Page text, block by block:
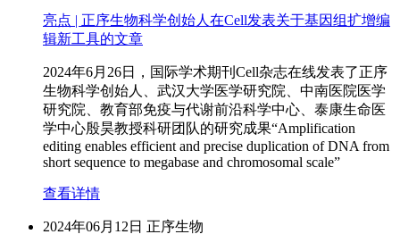
亮点 | 正序生物科学创始人在Cell发表关于基因组扩增编
辑新工具的文章
2024年6月26日，国际学术期刊Cell杂志在线发表了正序
生物科学创始人、武汉大学医学研究院、中南医院医学
研究院、教育部免疫与代谢前沿科学中心、泰康生命医
学中心殷昊教授科研团队的研究成果“Amplification
editing enables efficient and precise duplication of DNA from
short sequence to megabase and chromosomal scale”
查看详情
2024年06月12日 正序生物